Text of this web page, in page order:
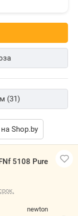
(31)
Shop.by
5108 Pure
newton